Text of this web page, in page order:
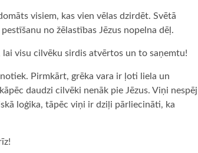
visiem, kas vien vēlas dzirdēt. Svētā
no žēlastības Jēzus nopelna dēļ.
lai visu cilvēku sirdis atvērtos un to saņemtu!
Pirmkārt, grēka vara ir ļoti liela un
daudzi cilvēki nenāk pie Jēzus. Viņi nespēj
loģika, tāpēc viņi ir dziļi pārliecināti, ka